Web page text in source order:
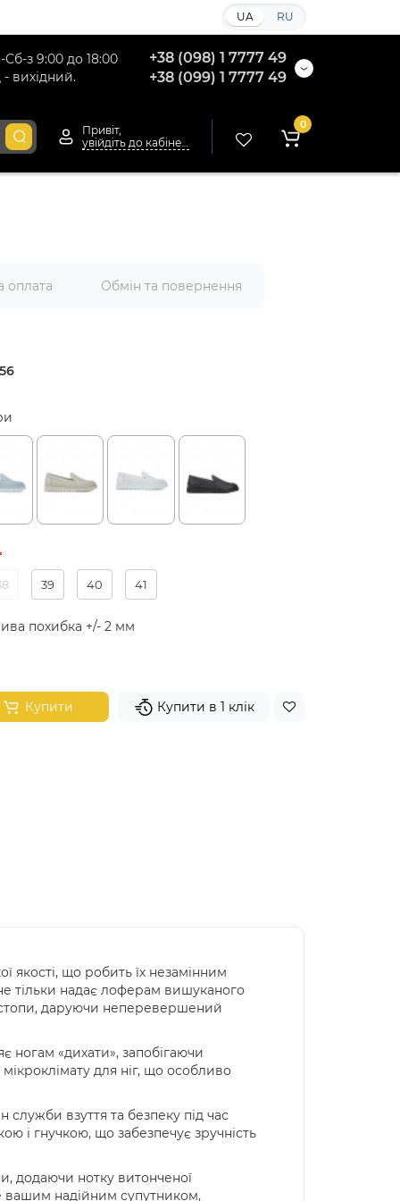
UA RU
Сб-з 9:00 до 18:00
вихідний.
+38 (098) 1 7777 49
+38 (099) 1 7777 49
Привіт,
0
оплата Обмін та повернення
39 40 41
похибка +/- 2 мм
Купити Купити в 1 клік
якості, що робить їх незамінним
тільки надає лоферам вишуканого
стопи, даруючи неперевершений
ногам «дихати», запобігаючи
для ніг, що особливо
служби взуття та безпеку під час
і гнучкою, що забезпечує зручність
додаючи нотку витонченої
вашим надійним супутником,